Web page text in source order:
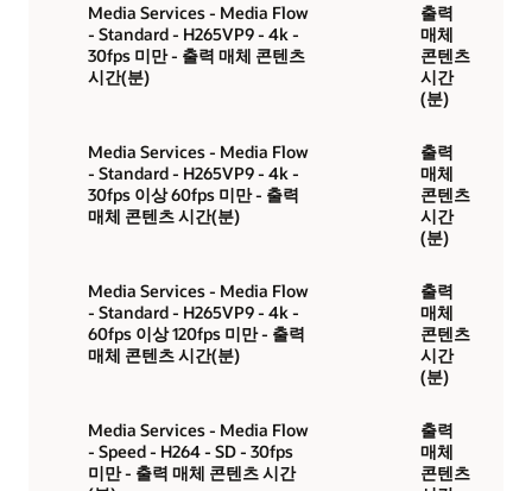
Media Services - Media Flow
- Standard - H265VP9 - 4k -
30fps 미만 - 출력 매체 콘텐츠
시간(분)
출력
매체
콘텐츠
시간
(분)
Media Services - Media Flow
- Standard - H265VP9 - 4k -
30fps 이상 60fps 미만 - 출력
매체 콘텐츠 시간(분)
출력
매체
콘텐츠
시간
(분)
Media Services - Media Flow
- Standard - H265VP9 - 4k -
60fps 이상 120fps 미만 - 출력
매체 콘텐츠 시간(분)
출력
매체
콘텐츠
시간
(분)
Media Services - Media Flow
- Speed - H264 - SD - 30fps
미만 - 출력 매체 콘텐츠 시간
출력
매체
콘텐츠